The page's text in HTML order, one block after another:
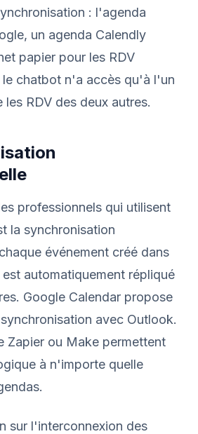
: l'agenda
un agenda Calendly
papier pour les RDV
le chatbot n'a accès qu'à l'un
RDV des deux autres.
professionnels qui utilisent
la synchronisation
événement créé dans
automatiquement répliqué
Google Calendar propose
avec Outlook.
Zapier ou Make permettent
à n'importe quelle
sur l'interconnexion des